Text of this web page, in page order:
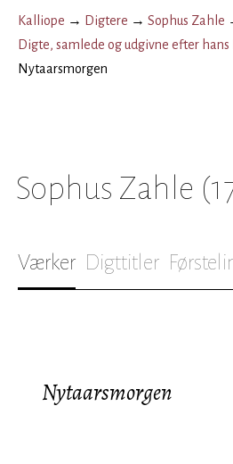
Kalliope → Digtere → Sophus Zahle
Digte, samlede og udgivne efter hans
Nytaarsmorgen
Sophus Zahle
Værker Digttitler
Nytaarsmorgen